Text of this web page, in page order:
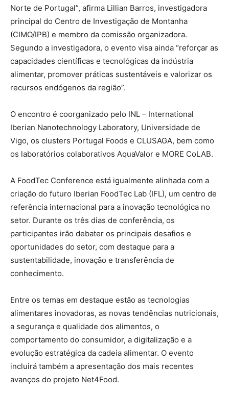
Norte de Portugal”, afirma Lillian Barros, investigadora
principal do Centro de Investigação de Montanha
(CIMO/IPB) e membro da comissão organizadora.
Segundo a investigadora, o evento visa ainda “reforçar as
capacidades científicas e tecnológicas da indústria
alimentar, promover práticas sustentáveis e valorizar os
recursos endógenos da região”.
O encontro é coorganizado pelo INL – International
Iberian Nanotechnology Laboratory, Universidade de
Vigo, os clusters Portugal Foods e CLUSAGA, bem como
os laboratórios colaborativos AquaValor e MORE CoLAB.
A FoodTec Conference está igualmente alinhada com a
criação do futuro Iberian FoodTec Lab (IFL), um centro de
referência internacional para a inovação tecnológica no
setor. Durante os três dias de conferência, os
participantes irão debater os principais desafios e
oportunidades do setor, com destaque para a
sustentabilidade, inovação e transferência de
conhecimento.
Entre os temas em destaque estão as tecnologias
alimentares inovadoras, as novas tendências nutricionais,
a segurança e qualidade dos alimentos, o
comportamento do consumidor, a digitalização e a
evolução estratégica da cadeia alimentar. O evento
incluirá também a apresentação dos mais recentes
avanços do projeto Net4Food.